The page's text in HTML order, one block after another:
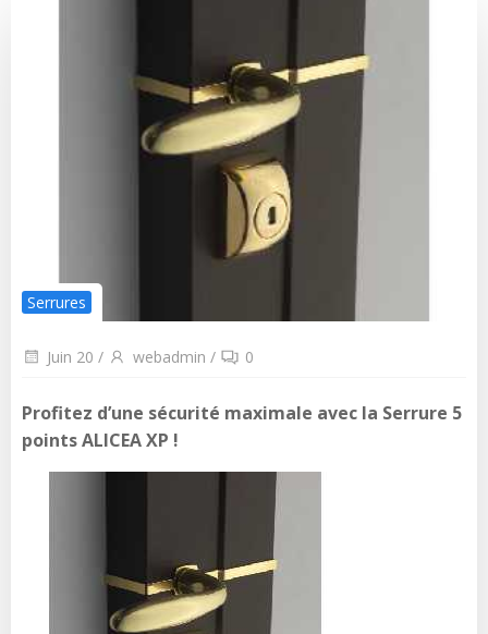
Serrures
Juin 20 / webadmin / 0
Profitez d’une sécurité maximale avec la Serrure 5
points ALICEA XP !